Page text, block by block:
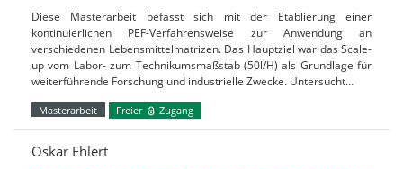
Diese Masterarbeit befasst sich mit der Etablierung einer
kontinuierlichen PEF-Verfahrensweise zur Anwendung an
verschiedenen Lebensmittelmatrizen. Das Hauptziel war das Scale-
up vom Labor- zum Technikumsmaßstab (50l/H) als Grundlage für
weiterführende Forschung und industrielle Zwecke. Untersucht…
Masterarbeit Freier Zugang
Oskar Ehlert